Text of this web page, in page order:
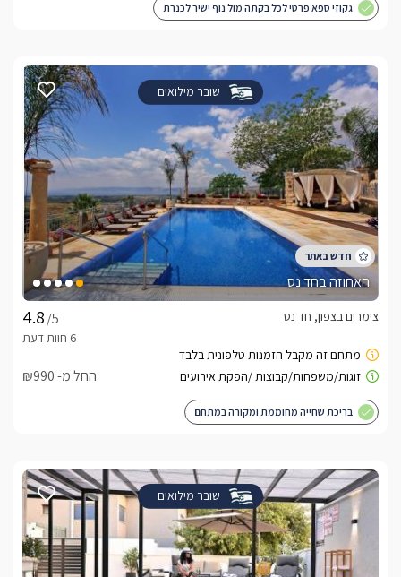
גקוזי ספא פרטי לכל בקתה מול נוף ישיר לכנרת
שובר מילואים
האחוזה בחד נס
/5
צימרים בצפון, חד נס
החל מ- ₪990
בריכת שחייה מחוממת ומקורה במתחם
שובר מילואים